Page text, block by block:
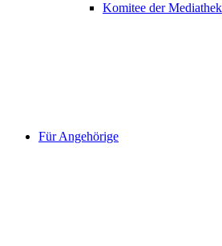
Komitee der Mediathek
Für Angehörige